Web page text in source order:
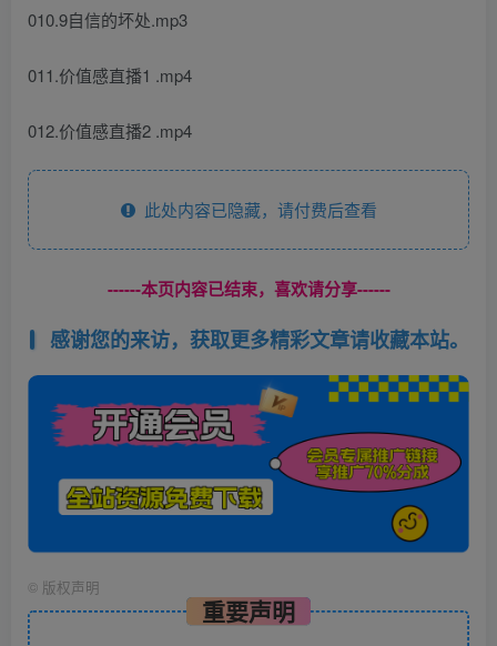
010.9自信的坏处.mp3
011.价值感直播1 .mp4
012.价值感直播2 .mp4
此处内容已隐藏，请付费后查看
------本页内容已结束，喜欢请分享------
感谢您的来访，获取更多精彩文章请收藏本站。
© 版权声明
重要声明